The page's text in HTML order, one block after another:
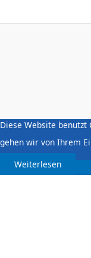
Diese Website benutzt
gehen wir von Ihrem
Weiterlesen